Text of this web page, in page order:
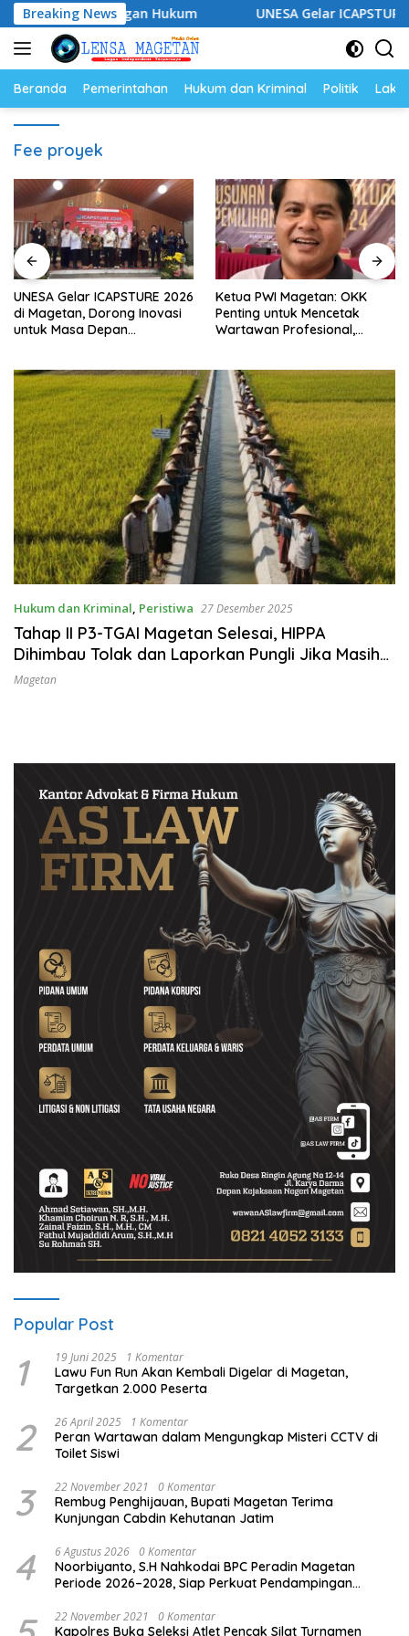
Langsung
ke
konten
Breaking NewsHukum UNESA Gelar ICAPSTURE
Beranda Pemerintahan Hukum dan Kriminal Politik
Fee proyek
UNESA Gelar ICAPSTURE 2026
di Magetan, Dorong Inovasi
untuk Masa Depan
Ketua PWI Magetan: OKK
Penting untuk Mencetak
Wartawan Profesional,
Hukum dan Kriminal, Peristiwa 27 Desember 2025
Tahap II P3-TGAI Magetan Selesai, HIPPA
Dihimbau Tolak dan Laporkan Pungli Jika Masih
Ada Oknum Meminta Fee
Magetan
Popular Post
1 19 Juni 2025 1 Komentar
Lawu Fun Run Akan Kembali Digelar di Magetan,
Targetkan 2.000 Peserta
2 26 April 2025 1 Komentar
Peran Wartawan dalam Mengungkap Misteri CCTV di
Toilet Siswi
3 22 November 2021 0 Komentar
Rembug Penghijauan, Bupati Magetan Terima
Kunjungan Cabdin Kehutanan Jatim
4 6 Agustus 2026 0 Komentar
Noorbiyanto, S.H Nahkodai BPC Peradin Magetan
Periode 2026–2028, Siap Perkuat Pendampingan
22 November 2021 0 Komentar
Kapolres Buka Seleksi Atlet Pencak Silat Turnamen